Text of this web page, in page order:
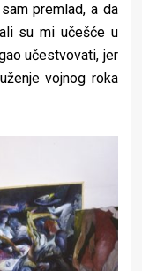
premlad, a da
su mi učešće u
učestvovati, jer
vojnog roka